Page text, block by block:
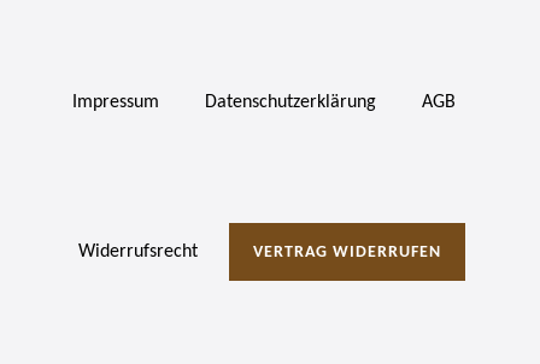
Impressum Daten­schutz­erklärung AGB
Widerrufs­recht VERTRAG WIDERRUFEN